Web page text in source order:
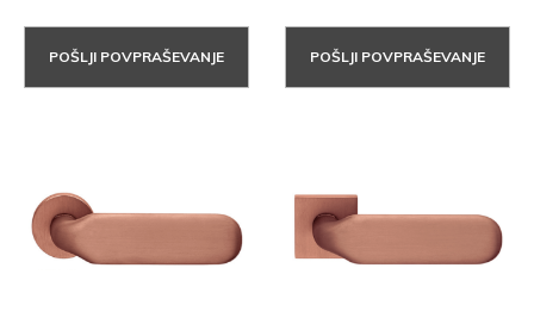
POŠLJI POVPRAŠEVANJE POŠLJI POVPRAŠEVANJE